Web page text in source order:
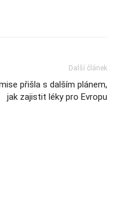
Další článek
přišla s dalším plánem,
jak zajistit léky pro Evropu